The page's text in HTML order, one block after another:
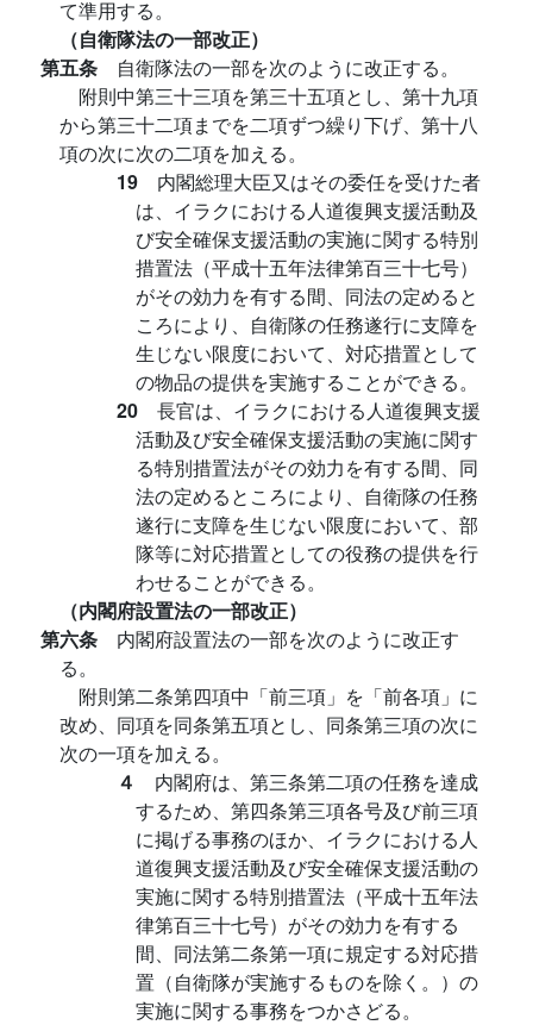
て準用する。
（自衛隊法の一部改正）
第五条 自衛隊法の一部を次のように改正する。
附則中第三十三項を第三十五項とし、第十九項
から第三十二項までを二項ずつ繰り下げ、第十八
項の次に次の二項を加える。
19 内閣総理大臣又はその委任を受けた者
は、イラクにおける人道復興支援活動及
び安全確保支援活動の実施に関する特別
措置法（平成十五年法律第百三十七号）
がその効力を有する間、同法の定めると
ころにより、自衛隊の任務遂行に支障を
生じない限度において、対応措置として
の物品の提供を実施することができる。
20 長官は、イラクにおける人道復興支援
活動及び安全確保支援活動の実施に関す
る特別措置法がその効力を有する間、同
法の定めるところにより、自衛隊の任務
遂行に支障を生じない限度において、部
隊等に対応措置としての役務の提供を行
わせることができる。
（内閣府設置法の一部改正）
第六条 内閣府設置法の一部を次のように改正す
る。
附則第二条第四項中「前三項」を「前各項」に
改め、同項を同条第五項とし、同条第三項の次に
次の一項を加える。
４ 内閣府は、第三条第二項の任務を達成
するため、第四条第三項各号及び前三項
に掲げる事務のほか、イラクにおける人
道復興支援活動及び安全確保支援活動の
実施に関する特別措置法（平成十五年法
律第百三十七号）がその効力を有する
間、同法第二条第一項に規定する対応措
置（自衛隊が実施するものを除く。）の
実施に関する事務をつかさどる。